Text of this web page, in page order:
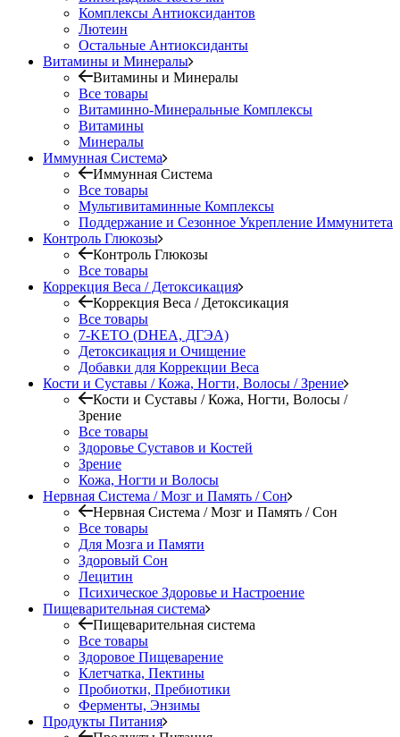
Комплексы Антиоксидантов
Лютеин
Остальные Антиоксиданты
Витамины и Минералы
Витамины и Минералы
Все товары
Витаминно-Минеральные Комплексы
Витамины
Минералы
Иммунная Система
Иммунная Система
Все товары
Мультивитаминные Комплексы
Поддержание и Сезонное Укрепление Иммунитета
Контроль Глюкозы
Контроль Глюкозы
Все товары
Коррекция Веса / Детоксикация
Коррекция Веса / Детоксикация
Все товары
7-KETO (DHEA, ДГЭА)
Детоксикация и Очищение
Добавки для Коррекции Веса
Кости и Суставы / Кожа, Ногти, Волосы / Зрение
Кости и Суставы / Кожа, Ногти, Волосы /
Зрение
Все товары
Здоровье Суставов и Костей
Зрение
Кожа, Ногти и Волосы
Нервная Система / Мозг и Память / Сон
Нервная Система / Мозг и Память / Сон
Все товары
Для Мозга и Памяти
Здоровый Сон
Лецитин
Психическое Здоровье и Настроение
Пищеварительная система
Пищеварительная система
Все товары
Здоровое Пищеварение
Клетчатка, Пектины
Пробиотки, Пребиотики
Ферменты, Энзимы
Продукты Питания